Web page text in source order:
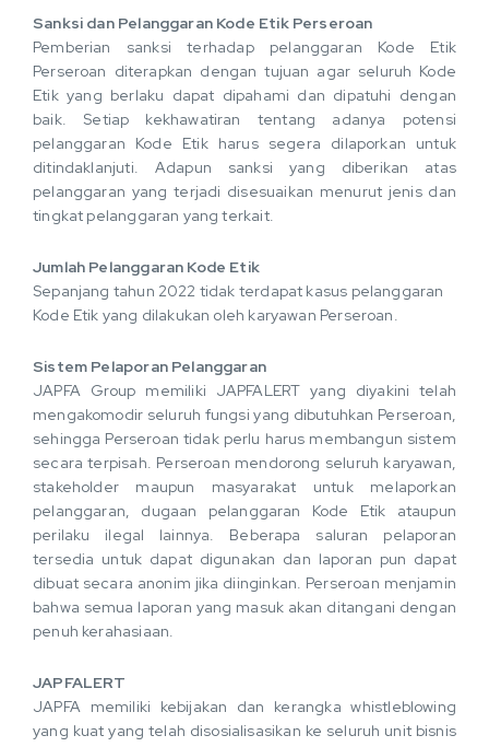
Sanksi dan Pelanggaran Kode Etik Perseroan
Pemberian sanksi terhadap pelanggaran Kode Etik
Perseroan diterapkan dengan tujuan agar seluruh Kode
Etik yang berlaku dapat dipahami dan dipatuhi dengan
baik. Setiap kekhawatiran tentang adanya potensi
pelanggaran Kode Etik harus segera dilaporkan untuk
ditindaklanjuti. Adapun sanksi yang diberikan atas
pelanggaran yang terjadi disesuaikan menurut jenis dan
tingkat pelanggaran yang terkait.
Jumlah Pelanggaran Kode Etik
Sepanjang tahun 2022 tidak terdapat kasus pelanggaran
Kode Etik yang dilakukan oleh karyawan Perseroan.
Sistem Pelaporan Pelanggaran
JAPFA Group memiliki JAPFALERT yang diyakini telah
mengakomodir seluruh fungsi yang dibutuhkan Perseroan,
sehingga Perseroan tidak perlu harus membangun sistem
secara terpisah. Perseroan mendorong seluruh karyawan,
stakeholder maupun masyarakat untuk melaporkan
pelanggaran, dugaan pelanggaran Kode Etik ataupun
perilaku ilegal lainnya. Beberapa saluran pelaporan
tersedia untuk dapat digunakan dan laporan pun dapat
dibuat secara anonim jika diinginkan. Perseroan menjamin
bahwa semua laporan yang masuk akan ditangani dengan
penuh kerahasiaan.
JAPFALERT
JAPFA memiliki kebijakan dan kerangka whistleblowing
yang kuat yang telah disosialisasikan ke seluruh unit bisnis